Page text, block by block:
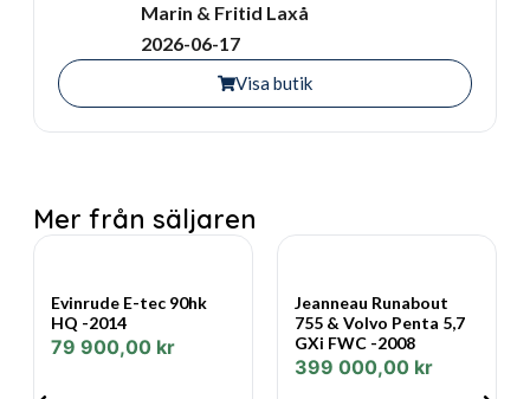
Marin & Fritid Laxå
2026-06-17
Visa butik
Mer från säljaren
Evinrude E-tec 90hk
HQ -2014
79 900,00 kr
Jeanneau Runabout
755 & Volvo Penta 5,7
GXi FWC -2008
399 000,00 kr